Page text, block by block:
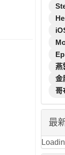
燕
金
哥
最